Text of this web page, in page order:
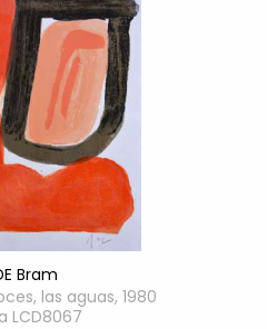
Bram
las aguas, 1980
LCD8067